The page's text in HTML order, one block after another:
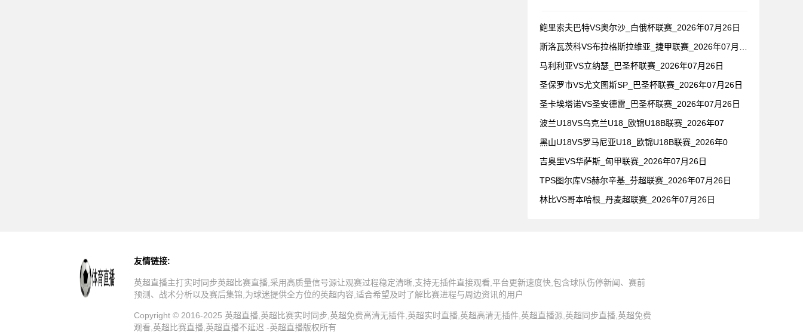
鲍里索夫巴特VS奥尔沙_白俄杯联赛_2026年07月26日
马利利亚VS立纳瑟_巴圣杯联赛_2026年07月26日
圣保罗市VS尤文图斯SP_巴圣杯联赛_2026年07月26日
圣卡埃塔诺VS圣安德雷_巴圣杯联赛_2026年07月26日
波兰U18VS乌克兰U18_欧锦U18B联赛_2026年07
黑山U18VS罗马尼亚U18_欧锦U18B联赛_2026年0
吉奥里VS华萨斯_匈甲联赛_2026年07月26日
TPS图尔库VS赫尔辛基_芬超联赛_2026年07月26日
林比VS哥本哈根_丹麦超联赛_2026年07月26日
友情链接:
英超直播主打实时同步英超比赛直播,采用高质量信号源让观赛过程稳定清晰,支持无插件直接观看,平台更新速度快,包含球队伤停新闻、赛前
预测、战术分析以及赛后集锦,为球迷提供全方位的英超内容,适合希望及时了解比赛进程与周边资讯的用户
Copyright © 2016-2025 英超直播,英超比赛实时同步,英超免费高清无插件,英超实时直播,英超高清无插件,英超直播源,英超同步直播,英超免费
观看,英超比赛直播,英超直播不延迟 -英超直播版权所有